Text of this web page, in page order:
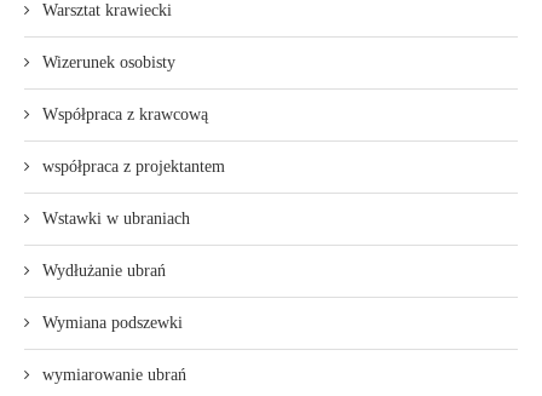
Warsztat krawiecki
Wizerunek osobisty
Współpraca z krawcową
współpraca z projektantem
Wstawki w ubraniach
Wydłużanie ubrań
Wymiana podszewki
wymiarowanie ubrań